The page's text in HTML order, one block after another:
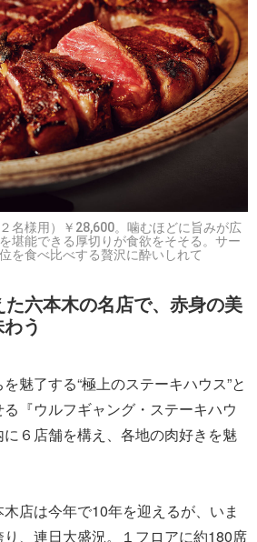
名様用）￥28,600。噛むほどに旨みが広
堪能できる厚切りが食欲をそそる。サー
を食べ比べする贅沢に酔いしれて
六本木の名店で、赤身の美
う
魅了する“極上のステーキハウス”と
『ウルフギャング・ステーキハウ
６店舗を構え、各地の肉好きを魅
店は今年で10年を迎えるが、いま
、連日大盛況。１フロアに約180席